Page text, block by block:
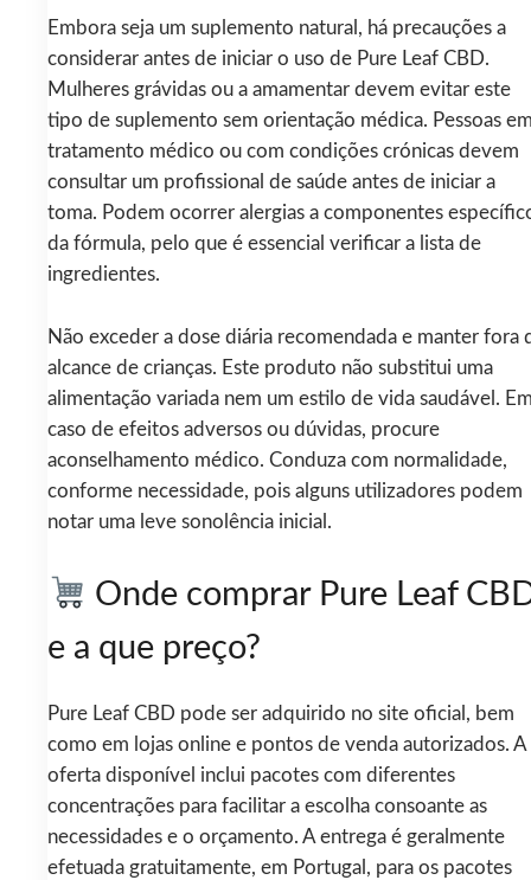
Embora seja um suplemento natural, há precauções a
considerar antes de iniciar o uso de Pure Leaf CBD.
Mulheres grávidas ou a amamentar devem evitar este
tipo de suplemento sem orientação médica. Pessoas
tratamento médico ou com condições crónicas devem
consultar um profissional de saúde antes de iniciar a
toma. Podem ocorrer alergias a componentes
da fórmula, pelo que é essencial verificar a lista de
ingredientes.
Não exceder a dose diária recomendada e manter fora
alcance de crianças. Este produto não substitui uma
alimentação variada nem um estilo de vida saudável.
caso de efeitos adversos ou dúvidas, procure
aconselhamento médico. Conduza com normalidade,
conforme necessidade, pois alguns utilizadores podem
notar uma leve sonolência inicial.
Onde comprar Pure Leaf
e a que preço?
Pure Leaf CBD pode ser adquirido no site oficial, bem
como em lojas online e pontos de venda autorizados. A
oferta disponível inclui pacotes com diferentes
concentrações para facilitar a escolha consoante as
necessidades e o orçamento. A entrega é geralmente
efetuada gratuitamente, em Portugal, para os pacotes